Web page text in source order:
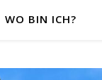
WO BIN ICH?